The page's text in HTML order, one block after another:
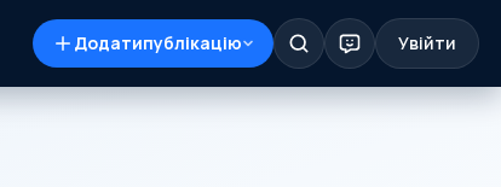
Додатипублікацію Увійти